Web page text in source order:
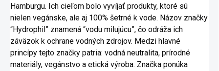
Hamburgu. Ich cieľom bolo vyvíjať produkty, ktoré sú
nielen vegánske, ale aj 100% šetrné k vode. Názov značky
“Hydrophil” znamená “vodu milujúcu”, čo odráža ich
záväzok k ochrane vodných zdrojov. Medzi hlavné
princípy tejto značky patria: vodná neutralita, prírodné
materiály, vegánstvo a etická výroba. Značka ponúka